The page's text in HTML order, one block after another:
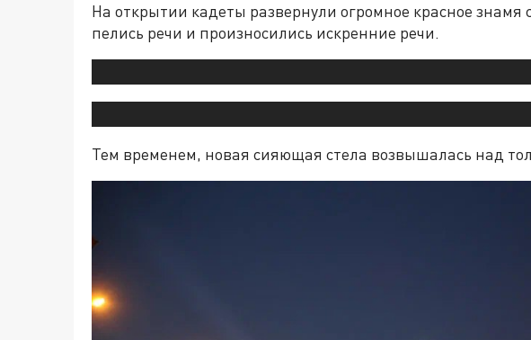
На открытии кадеты развернули огромное красное знамя
пелись речи и произносились искренние речи.
Тем временем, новая сияющая стела возвышалась над